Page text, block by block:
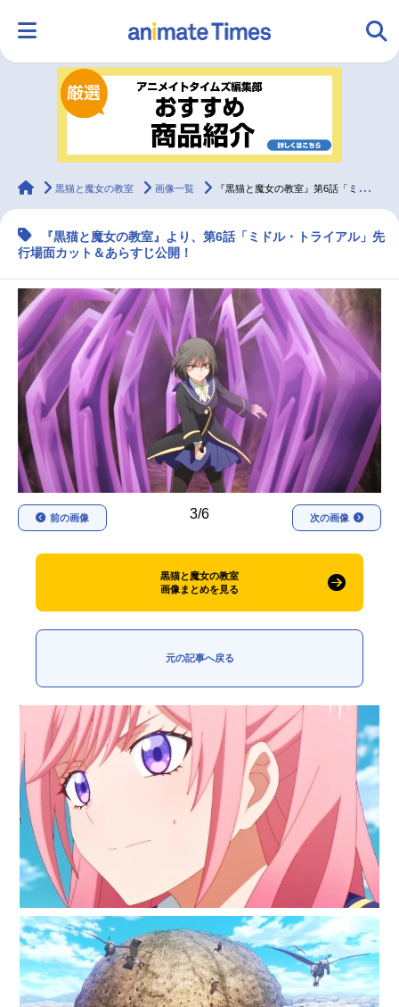
ランキング アニメ
ラジオ みんなの声
マンガ・ラノベ ゲーム・アプリ
2.5次元 配信・Vtuber トレンド 無料マンガ
最新記事一覧
アニメ記事一覧 声優記事一覧
アニメ映画一覧 実写化映画一覧
今期アニメ曜日別一覧
春アニメ
animateTimes
黒猫と魔女の教室 画像一覧 『黒猫と魔女の教室』第6話「ミドル・トライアル」先行場面カット＆あらすじ
『黒猫と魔女の教室』より、第6話「ミドル・トライアル」先
行場面カット＆あらすじ公開！
3/6
前の画像 次の画像
黒猫と魔女の教室
画像まとめを見る
元の記事へ戻る